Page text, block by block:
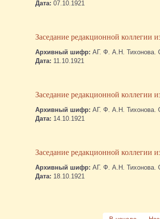
Дата: 07.10.1921
Заседание редакционной коллегии
Архивный шифр: АГ. Ф. А.Н. Тихонова.
Дата: 11.10.1921
Заседание редакционной коллегии
Архивный шифр: АГ. Ф. А.Н. Тихонова.
Дата: 14.10.1921
Заседание редакционной коллегии
Архивный шифр: АГ. Ф. А.Н. Тихонова.
Дата: 18.10.1921